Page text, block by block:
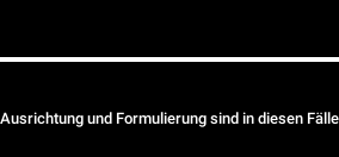
und Formulierung sind in diesen